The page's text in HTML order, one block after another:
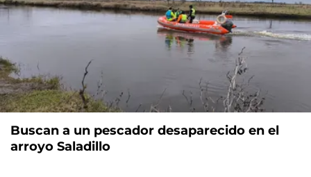
Buscan a un pescador desaparecido en el
arroyo Saladillo